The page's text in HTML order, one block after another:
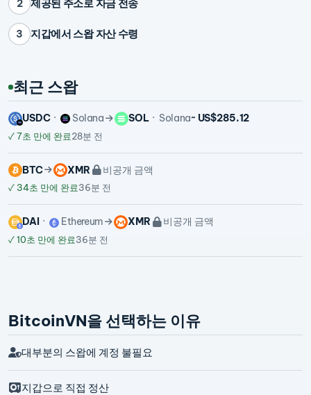
2 제공된 주소로 자금 전송
3 지갑에서 스왑 자산 수령
최근 스왑
USDC Solana SOL Solana~ US$285.12
✓7초 만에 완료28분 전
BTC XMR 비공개 금액
✓ 34초 만에 완료36분 전
DAI Ethereum XMR 비공개 금액
✓10초 만에 완료36분 전
BitcoinVN을 선택하는 이유
대부분의 스왑에 계정 불필요
지갑으로 직접 정산